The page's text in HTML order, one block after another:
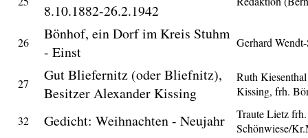
8.10.1882-26.2.1942
26
Bönhof, ein Dorf im Kreis Stuhm
- Einst
Gerhard
27
Gut Bliefernitz (oder Bliefnitz),
Besitzer Alexander Kissing
Ruth
Kissing, frh.
32 Gedicht: Weihnachten - Neujahr
Traute Lietz frh.
Schönwiese/